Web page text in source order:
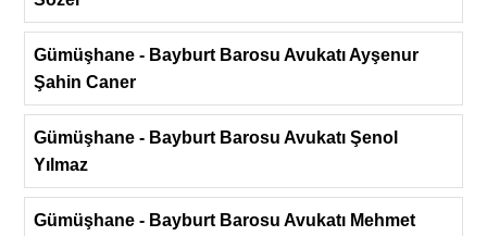
Gümüşhane - Bayburt Barosu Avukatı Ayşenur
Şahin Caner
Gümüşhane - Bayburt Barosu Avukatı Şenol
Yılmaz
Gümüşhane - Bayburt Barosu Avukatı Mehmet